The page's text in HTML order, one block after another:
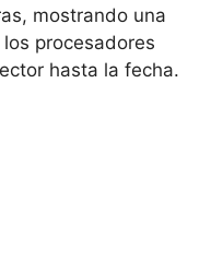
mostrando una
procesadores
hasta la fecha.